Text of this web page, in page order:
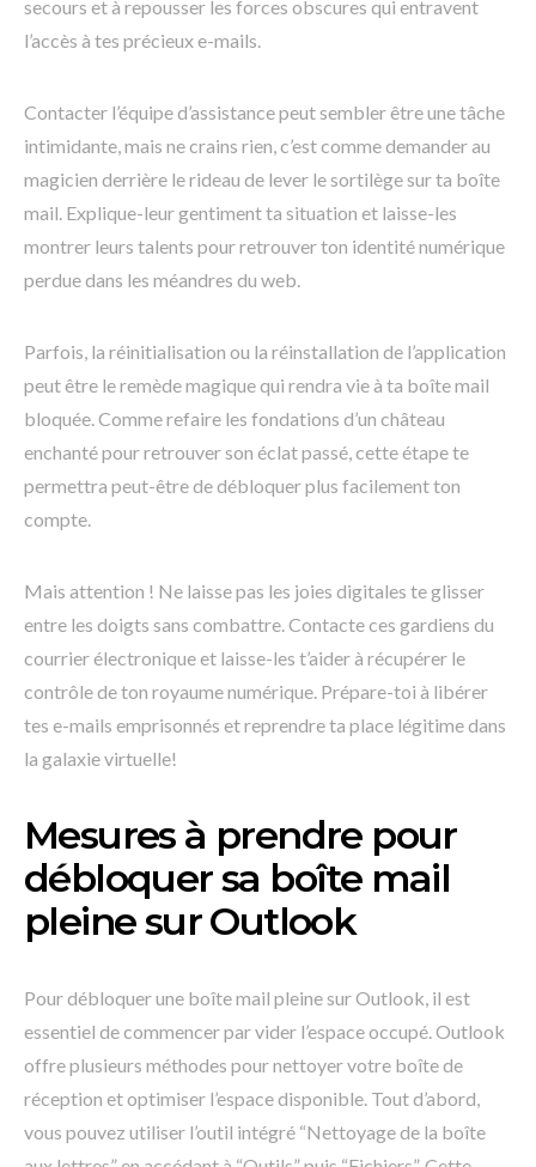
secours et à repousser les forces obscures qui entravent
l’accès à tes précieux e-mails.
Contacter l’équipe d’assistance peut sembler être une tâche
intimidante, mais ne crains rien, c’est comme demander au
magicien derrière le rideau de lever le sortilège sur ta boîte
mail. Explique-leur gentiment ta situation et laisse-les
montrer leurs talents pour retrouver ton identité numérique
perdue dans les méandres du web.
Parfois, la réinitialisation ou la réinstallation de l’application
peut être le remède magique qui rendra vie à ta boîte mail
bloquée. Comme refaire les fondations d’un château
enchanté pour retrouver son éclat passé, cette étape te
permettra peut-être de débloquer plus facilement ton
compte.
Mais attention ! Ne laisse pas les joies digitales te glisser
entre les doigts sans combattre. Contacte ces gardiens du
courrier électronique et laisse-les t’aider à récupérer le
contrôle de ton royaume numérique. Prépare-toi à libérer
tes e-mails emprisonnés et reprendre ta place légitime dans
la galaxie virtuelle!
Mesures à prendre pour
débloquer sa boîte mail
pleine sur Outlook
Pour débloquer une boîte mail pleine sur Outlook, il est
essentiel de commencer par vider l’espace occupé. Outlook
offre plusieurs méthodes pour nettoyer votre boîte de
réception et optimiser l’espace disponible. Tout d’abord,
vous pouvez utiliser l’outil intégré “Nettoyage de la boîte